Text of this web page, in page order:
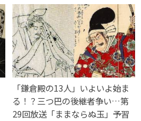
「鎌倉殿の13人」いよいよ始ま
る！？三つ巴の後継者争い…第
29回放送「ままならぬ玉」予習